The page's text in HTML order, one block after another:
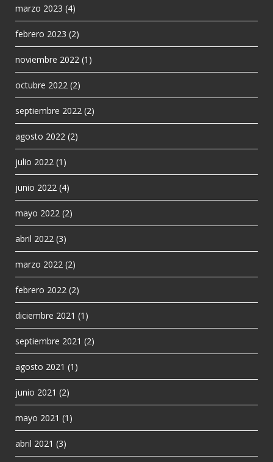
marzo 2023 (4)
febrero 2023 (2)
noviembre 2022 (1)
octubre 2022 (2)
septiembre 2022 (2)
agosto 2022 (2)
julio 2022 (1)
junio 2022 (4)
mayo 2022 (2)
abril 2022 (3)
marzo 2022 (2)
febrero 2022 (2)
diciembre 2021 (1)
septiembre 2021 (2)
agosto 2021 (1)
junio 2021 (2)
mayo 2021 (1)
abril 2021 (3)